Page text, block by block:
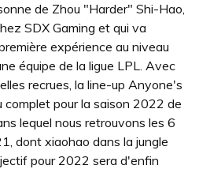
de Zhou "Harder" Shi-Hao,
SDX Gaming et qui va
expérience au niveau
équipe de la ligue LPL. Avec
recrues, la line-up Anyone's
pour la saison 2022 de
lequel nous retrouvons les 6
dont xiaohao dans la jungle
pour 2022 sera d'enfin